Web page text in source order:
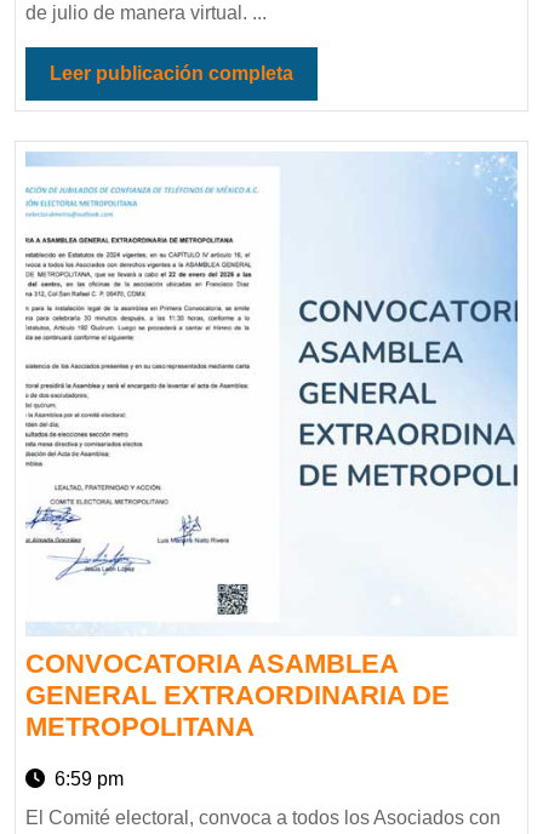
de julio de manera virtual. ...
Leer publicación completa
CONVOCATORIA ASAMBLEA
GENERAL EXTRAORDINARIA DE
METROPOLITANA
6:59 pm
El Comité electoral, convoca a todos los Asociados con